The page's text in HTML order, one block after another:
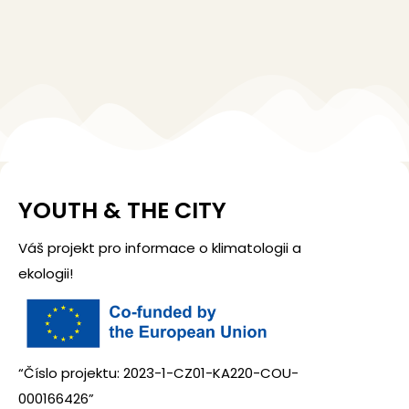
YOUTH & THE CITY
Váš projekt pro informace o klimatologii a
ekologii!
“Číslo projektu: 2023-1-CZ01-KA220-COU-
000166426”